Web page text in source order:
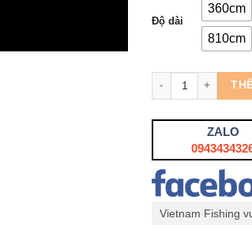
Độ dài
360cm
810cm
Số lượng
ZALO
Vietnam Fishing